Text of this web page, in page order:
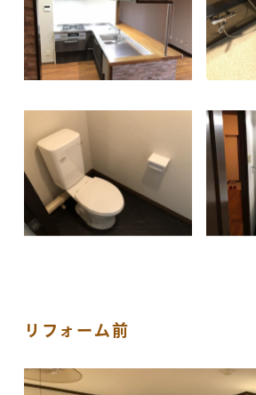
リフォーム前